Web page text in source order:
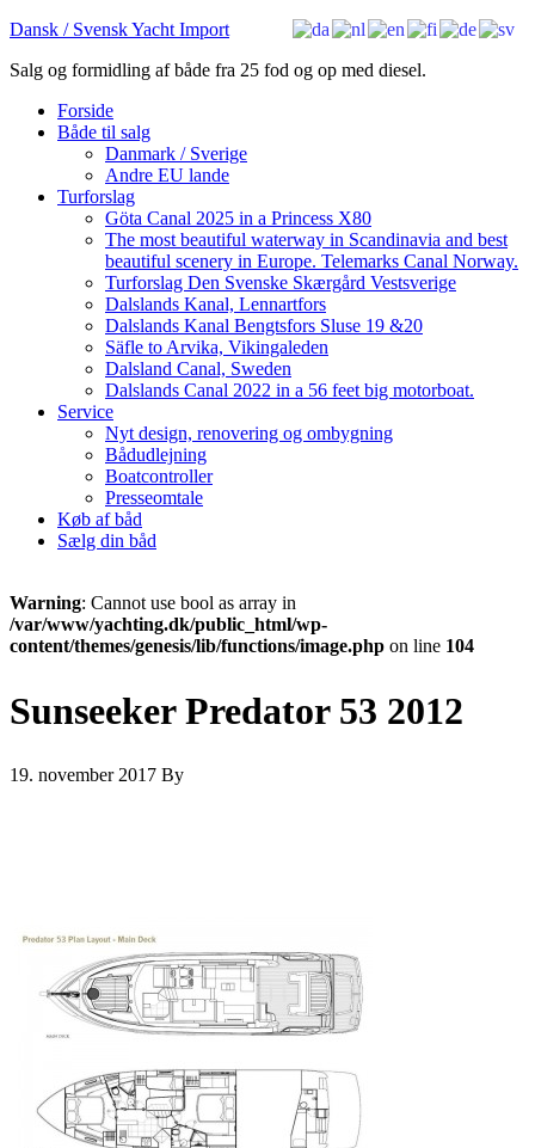
Dansk / Svensk Yacht Import
Salg og formidling af både fra 25 fod og op med diesel.
Forside
Både til salg
Danmark / Sverige
Andre EU lande
Turforslag
Göta Canal 2025 in a Princess X80
The most beautiful waterway in Scandinavia and best
beautiful scenery in Europe. Telemarks Canal Norway.
Turforslag Den Svenske Skærgård Vestsverige
Dalslands Kanal, Lennartfors
Dalslands Kanal Bengtsfors Sluse 19 &20
Säfle to Arvika, Vikingaleden
Dalsland Canal, Sweden
Dalslands Canal 2022 in a 56 feet big motorboat.
Service
Nyt design, renovering og ombygning
Bådudlejning
Boatcontroller
Presseomtale
Køb af båd
Sælg din båd
Warning: Cannot use bool as array in
/var/www/yachting.dk/public_html/wp-
content/themes/genesis/lib/functions/image.php on line 104
Sunseeker Predator 53 2012
19. november 2017 By